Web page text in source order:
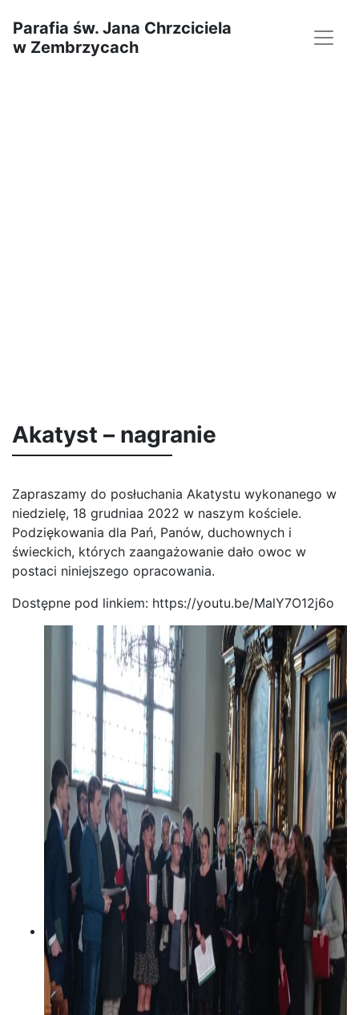
Parafia św. Jana Chrzciciela
w Zembrzycach
Akatyst – nagranie
Zapraszamy do posłuchania Akatystu wykonanego w
niedzielę, 18 grudniaa 2022 w naszym kościele.
Podziękowania dla Pań, Panów, duchownych i
świeckich, których zaangażowanie dało owoc w
postaci niniejszego opracowania.
Dostępne pod linkiem: https://youtu.be/MalY7O12j6o